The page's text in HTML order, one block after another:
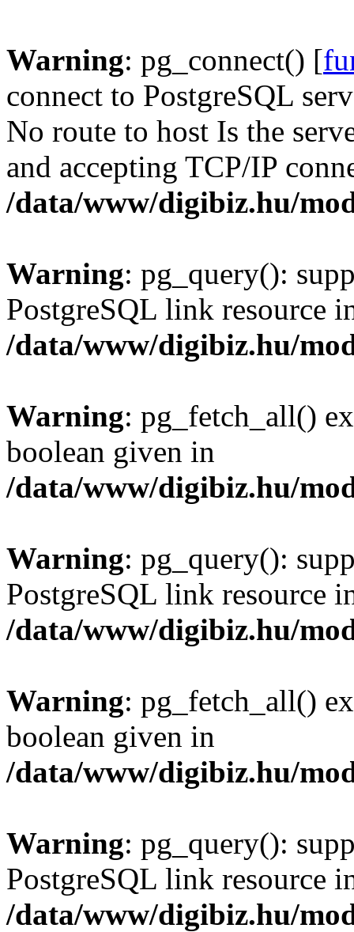
Warning: pg_connect() [
connect to PostgreSQL
No route to host Is the
and accepting TCP/IP
/data/www/digibiz.hu/
Warning: pg_query():
PostgreSQL link resource
/data/www/digibiz.hu/
Warning: pg_fetch_all()
boolean given in
/data/www/digibiz.hu/
Warning: pg_query():
PostgreSQL link resource
/data/www/digibiz.hu/
Warning: pg_fetch_all()
boolean given in
/data/www/digibiz.hu/
Warning: pg_query():
PostgreSQL link resource
/data/www/digibiz.hu/